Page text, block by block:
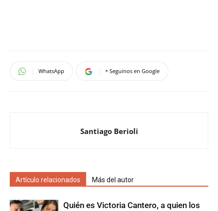
WhatsApp + Seguinos en Google
Santiago Berioli
Artículo relacionados Más del autor
Quién es Victoria Cantero, a quien los